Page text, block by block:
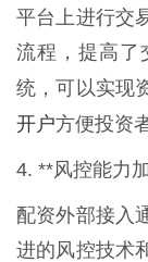
平台上进行交
流程，提高了
统，可以实现
开户方便投资
4. **风控能力
配资外部接入
进的风控技术